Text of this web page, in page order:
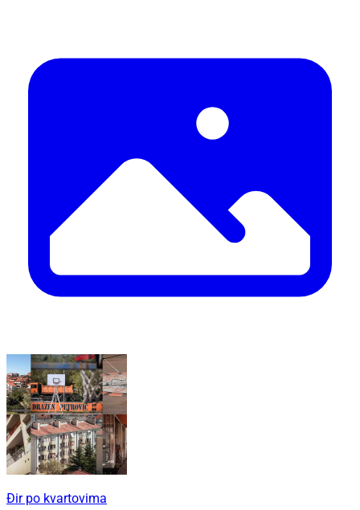
Đir po kvartovima